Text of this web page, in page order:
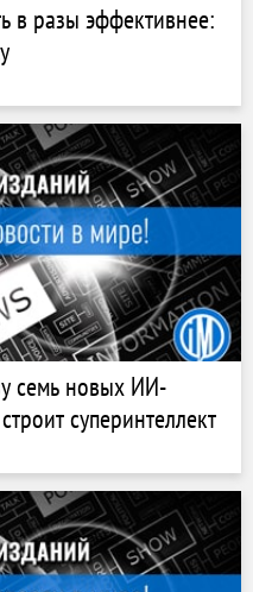
в разы эффективнее:
семь новых ИИ-
суперинтеллект